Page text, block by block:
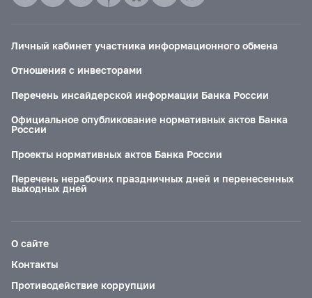
Личный кабинет участника информационного обмена
Отношения с инвесторами
Перечень инсайдерской информации Банка России
Официальное опубликование нормативных актов Банка
России
Проекты нормативных актов Банка России
Перечень нерабочих праздничных дней и перенесенных
выходных дней
О сайте
Контакты
Противодействие коррупции